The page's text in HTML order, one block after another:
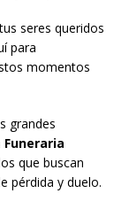
seres queridos
para
momentos
grandes
Funeraria
que buscan
pérdida y duelo.